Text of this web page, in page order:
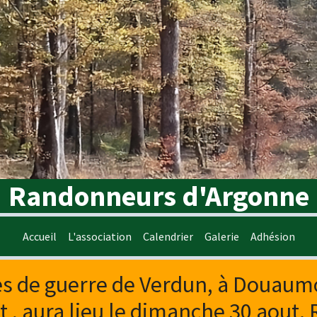
Randonneurs d'Argonne
Accueil L'association Calendrier Galerie Adhésion
de guerre de Verdun, à